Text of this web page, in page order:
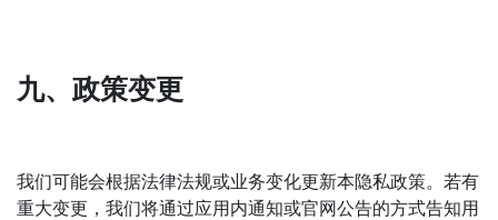
九、政策变更
我们可能会根据法律法规或业务变化更新本隐私政策。若有
重大变更，我们将通过应用内通知或官网公告的方式告知用